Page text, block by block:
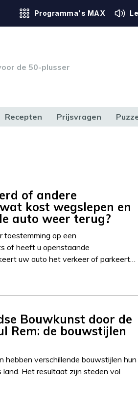
Programma's MAX
de 50-plusser
Recepten Prijsvragen
of andere
kost wegslepen en
auto weer terug?
toestemming op een
of heeft u openstaande
uw auto het verkeer of parkeert…
Bouwkunst door de
Rem: de bouwstijlen
hebben verschillende bouwstijlen hun
land. Het resultaat zijn steden vol